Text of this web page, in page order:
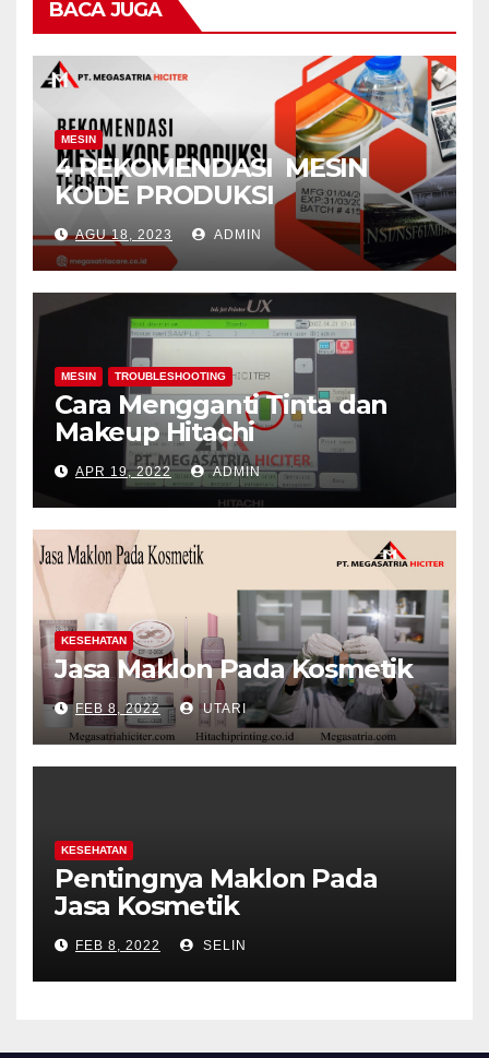
BACA JUGA
MESIN
4 REKOMENDASI MESIN
KODE PRODUKSI
AGU 18, 2023 ADMIN
MESIN TROUBLESHOOTING
Cara Mengganti Tinta dan
Makeup Hitachi
APR 19, 2022 ADMIN
KESEHATAN
Jasa Maklon Pada Kosmetik
FEB 8, 2022 UTARI
KESEHATAN
Pentingnya Maklon Pada
Jasa Kosmetik
FEB 8, 2022 SELIN